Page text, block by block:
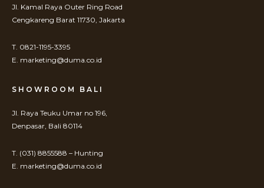
Jl. Kamal Raya Outer Ring Road
Cengkareng Barat 11730, Jakarta
T. 0821-1195-3395
E. marketing@duma.co.id
SHOWROOM BALI
Jl. Raya Teuku Umar no 196,
Denpasar, Bali 80114
T. (031) 8855588 – Hunting
E. marketing@duma.co.id